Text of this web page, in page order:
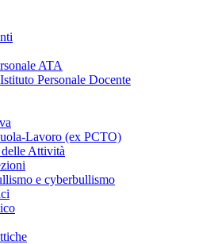
ATA
Personale Docente
Lavoro (ex PCTO)
Attività
e cyberbullismo